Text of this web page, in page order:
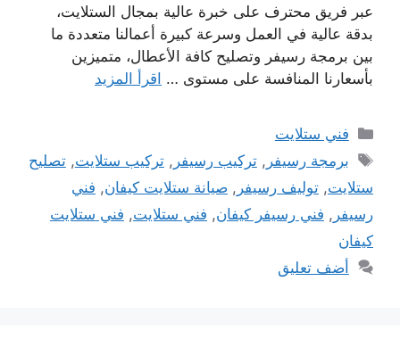
عبر فريق محترف على خبرة عالية بمجال الستلايت،
بدقة عالية في العمل وسرعة كبيرة أعمالنا متعددة ما
بين برمجة رسيفر وتصليح كافة الأعطال، متميزين
بأسعارنا المنافسة على مستوى … اقرأ المزيد
التصنيفات
فني ستلايت
الوسوم
برمجة رسيفر ,تركيب رسيفر ,تركيب ستلايت,تصليح
ستلايت, توليف رسيفر , صيانة ستلايت كيفان, فني
رسيفر , فني رسيفر كيفان, فني ستلايت, فني ستلايت
كيفان
أضف تعليق